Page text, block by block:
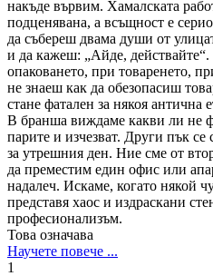
накъде вървим. Хамалската
подценявана, а всъщност е
да събереш двама души от
и да кажеш: „Айде,
опаковането, при товаренето,
не знаеш как да обезопасиш
стане фатален за някоя антична
В бранша виждаме какви ли не
парите и изчезват. Други пък се
за утрешния ден. Ние сме от
да преместим един офис или
надалеч. Искаме, когато някой
представя хаос и издраскани
професионализъм.
Това означава
Научете повече ...
1